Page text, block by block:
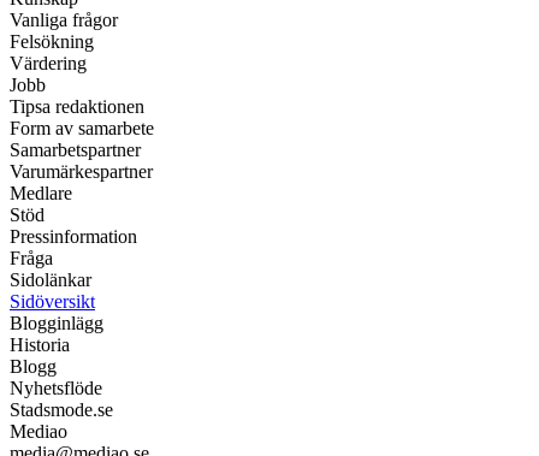
Vanliga frågor
Felsökning
Värdering
Jobb
Tipsa redaktionen
Form av samarbete
Samarbetspartner
Varumärkespartner
Medlare
Stöd
Pressinformation
Fråga
Sidolänkar
Sidöversikt
Blogginlägg
Historia
Blogg
Nyhetsflöde
Stadsmode.se
Mediao